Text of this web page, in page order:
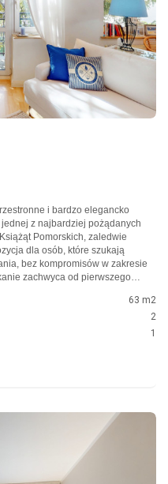
i bardzo elegancko
z najbardziej pożądanych
Pomorskich, zaledwie
dla osób, które szukają
bez kompromisów w zakresie
zachwyca od pierwszego…
63 m2
2
1